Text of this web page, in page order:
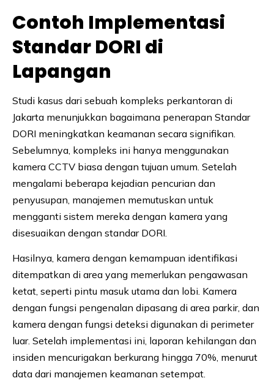
Contoh Implementasi
Standar DORI di
Lapangan
Studi kasus dari sebuah kompleks perkantoran di
Jakarta menunjukkan bagaimana penerapan Standar
DORI meningkatkan keamanan secara signifikan.
Sebelumnya, kompleks ini hanya menggunakan
kamera CCTV biasa dengan tujuan umum. Setelah
mengalami beberapa kejadian pencurian dan
penyusupan, manajemen memutuskan untuk
mengganti sistem mereka dengan kamera yang
disesuaikan dengan standar DORI.
Hasilnya, kamera dengan kemampuan identifikasi
ditempatkan di area yang memerlukan pengawasan
ketat, seperti pintu masuk utama dan lobi. Kamera
dengan fungsi pengenalan dipasang di area parkir, dan
kamera dengan fungsi deteksi digunakan di perimeter
luar. Setelah implementasi ini, laporan kehilangan dan
insiden mencurigakan berkurang hingga 70%, menurut
data dari manajemen keamanan setempat.